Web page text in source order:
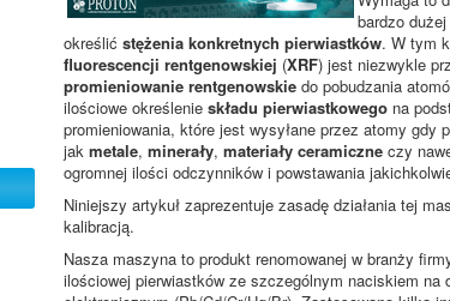
w
n
i
k
ó
w
:
/
5
bardzo
określić stężenia konkretnych pierwiastków. W tym
fluorescencji rentgenowskiej (XRF) jest niezwykle
promieniowanie rentgenowskie do pobudzania
ilościowe określenie składu pierwiastkowego na
promieniowania, które jest wysyłane przez atomy gdy
jak metale, minerały, materiały ceramiczne czy
ogromnej ilości odczynników i powstawania
Niniejszy artykuł zaprezentuje zasadę działania tej
kalibracją.
Nasza maszyna to produkt renomowanej w branży
ilościowej pierwiastków ze szczególnym naciskiem na